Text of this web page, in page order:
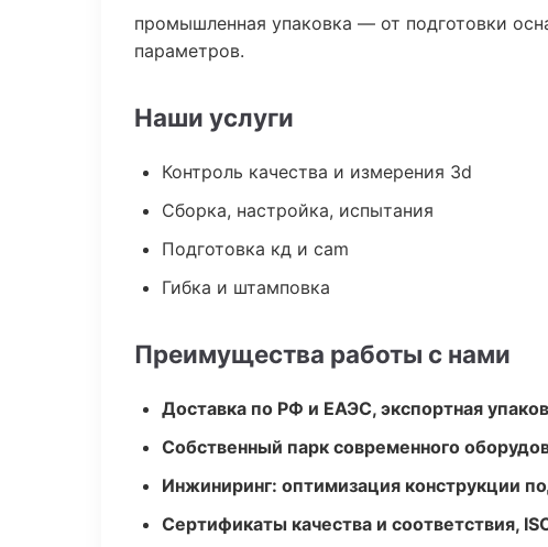
промышленная упаковка — от подготовки
параметров.
Наши услуги
Контроль качества и измерения 3d
Сборка, настройка, испытания
Подготовка кд и cam
Гибка и штамповка
Преимущества работы с нами
Доставка по РФ и ЕАЭС, экспортная
Собственный парк современного
Инжиниринг: оптимизация конструкции
Сертификаты качества и соответствия,